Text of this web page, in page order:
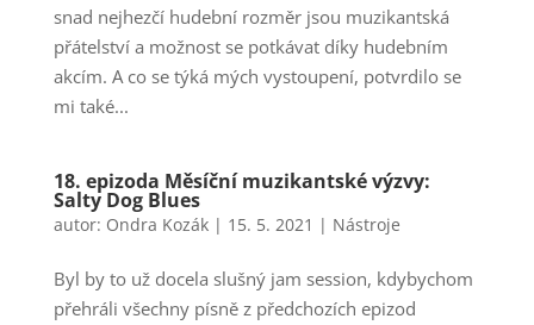
snad nejhezčí hudební rozměr jsou muzikantská
přátelství a možnost se potkávat díky hudebním
akcím. A co se týká mých vystoupení, potvrdilo se
mi také...
18. epizoda Měsíční muzikantské výzvy:
Salty Dog Blues
autor: Ondra Kozák| 15. 5. 2021 | Nástroje
Byl by to už docela slušný jam session, kdybychom
přehráli všechny písně z předchozích epizod